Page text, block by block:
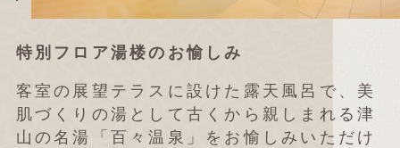
特別フロア湯楼のお愉しみ
客室の展望テラスに設けた露天風呂で、美
肌づくりの湯として古くから親しまれる津
山の名湯「百々温泉」をお愉しみいただけ